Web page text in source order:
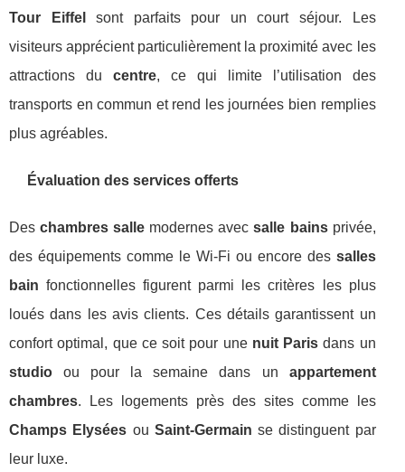
Tour Eiffel
sont parfaits pour un court séjour. Les
visiteurs apprécient particulièrement la proximité avec les
attractions du centre, ce qui limite l’utilisation des
transports en commun et rend les journées bien remplies
plus agréables.
Évaluation des services offerts
Deschambres salle modernes avecsalle bainsprivée,
des équipements comme le Wi-Fi ou encore des salles
bain fonctionnelles figurent parmi les critères les plus
loués dans les avis clients. Ces détails garantissent un
confort optimal, que ce soit pour une nuit Paris dans un
studio ou pour la semaine dans un appartement
chambres. Les logements près des sites comme les
Champs Elysées ou Saint-Germain se distinguent par
leur luxe.